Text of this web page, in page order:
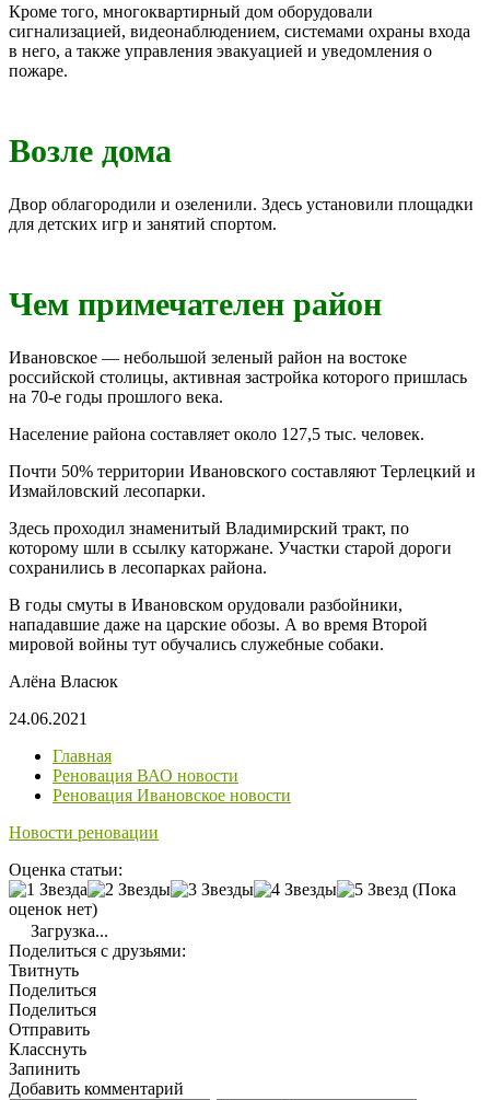
Кроме того, многоквартирный дом оборудовали
сигнализацией, видеонаблюдением, системами охраны входа
в него, а также управления эвакуацией и уведомления о
пожаре.
Возле дома
Двор облагородили и озеленили. Здесь установили площадки
для детских игр и занятий спортом.
Чем примечателен район
Ивановское — небольшой зеленый район на востоке
российской столицы, активная застройка которого пришлась
на 70-е годы прошлого века.
Население района составляет около 127,5 тыс. человек.
Почти 50% территории Ивановского составляют Терлецкий и
Измайловский лесопарки.
Здесь проходил знаменитый Владимирский тракт, по
которому шли в ссылку каторжане. Участки старой дороги
сохранились в лесопарках района.
В годы смуты в Ивановском орудовали разбойники,
нападавшие даже на царские обозы. А во время Второй
мировой войны тут обучались служебные собаки.
Алёна Власюк
24.06.2021
Главная
Реновация ВАО новости
Реновация Ивановское новости
Новости реновации
Оценка статьи:
(Пока
оценок нет)
Загрузка...
Поделиться с друзьями:
Твитнуть
Поделиться
Поделиться
Отправить
Класснуть
Запинить
Добавить комментарий